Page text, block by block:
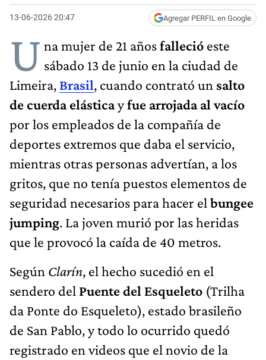
13-06-2026 20:47 Agregar PERFIL en Google
U na mujer de 21 añosfalleció este
sábado 13 de junio en la ciudad de
Limeira, Brasil, cuando contrató un salto
de cuerda elásticayfue arrojada al vacío
por los empleados de la compañía de
deportes extremos que daba el servicio,
mientras otras personas advertían, a los
gritos, que no tenía puestos elementos de
seguridad necesarios para hacer el bungee
jumping. La joven murió por las heridas
que le provocó la caída de 40 metros.
Según Clarín, el hecho sucedió en el
sendero del Puente del Esqueleto (Trilha
da Ponte do Esqueleto), estado brasileño
de San Pablo, y todo lo ocurrido quedó
registrado en videos que el novio de la